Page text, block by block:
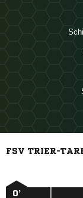
FSV TRIER-
0’